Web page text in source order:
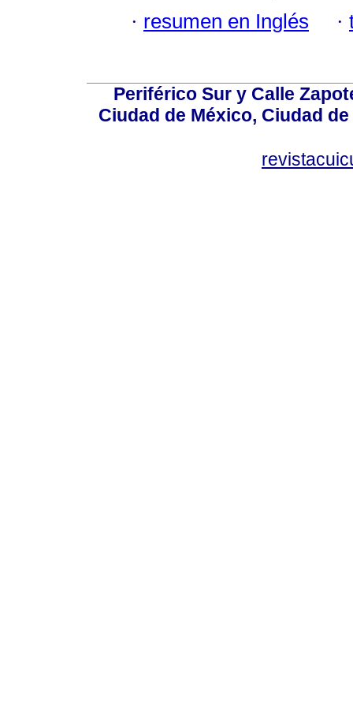
· resumen en Inglés ·
Periférico Sur y Calle
Ciudad de México, Ciudad